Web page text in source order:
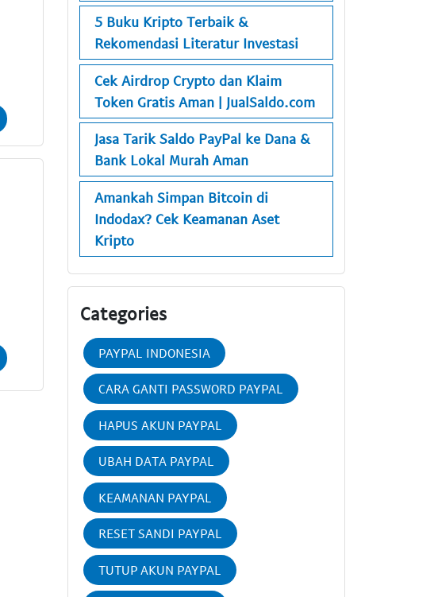
5 Buku Kripto Terbaik &
Rekomendasi Literatur Investasi
Cek Airdrop Crypto dan Klaim
Token Gratis Aman | JualSaldo.com
Jasa Tarik Saldo PayPal ke Dana &
Bank Lokal Murah Aman
Amankah Simpan Bitcoin di
Indodax? Cek Keamanan Aset
Kripto
Categories
PAYPAL INDONESIA
CARA GANTI PASSWORD PAYPAL
HAPUS AKUN PAYPAL
UBAH DATA PAYPAL
KEAMANAN PAYPAL
RESET SANDI PAYPAL
TUTUP AKUN PAYPAL